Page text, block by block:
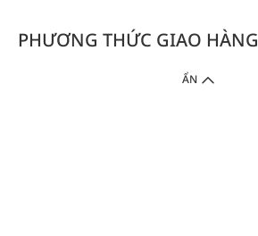
PHƯƠNG THỨC GIAO HÀNG
ẨN